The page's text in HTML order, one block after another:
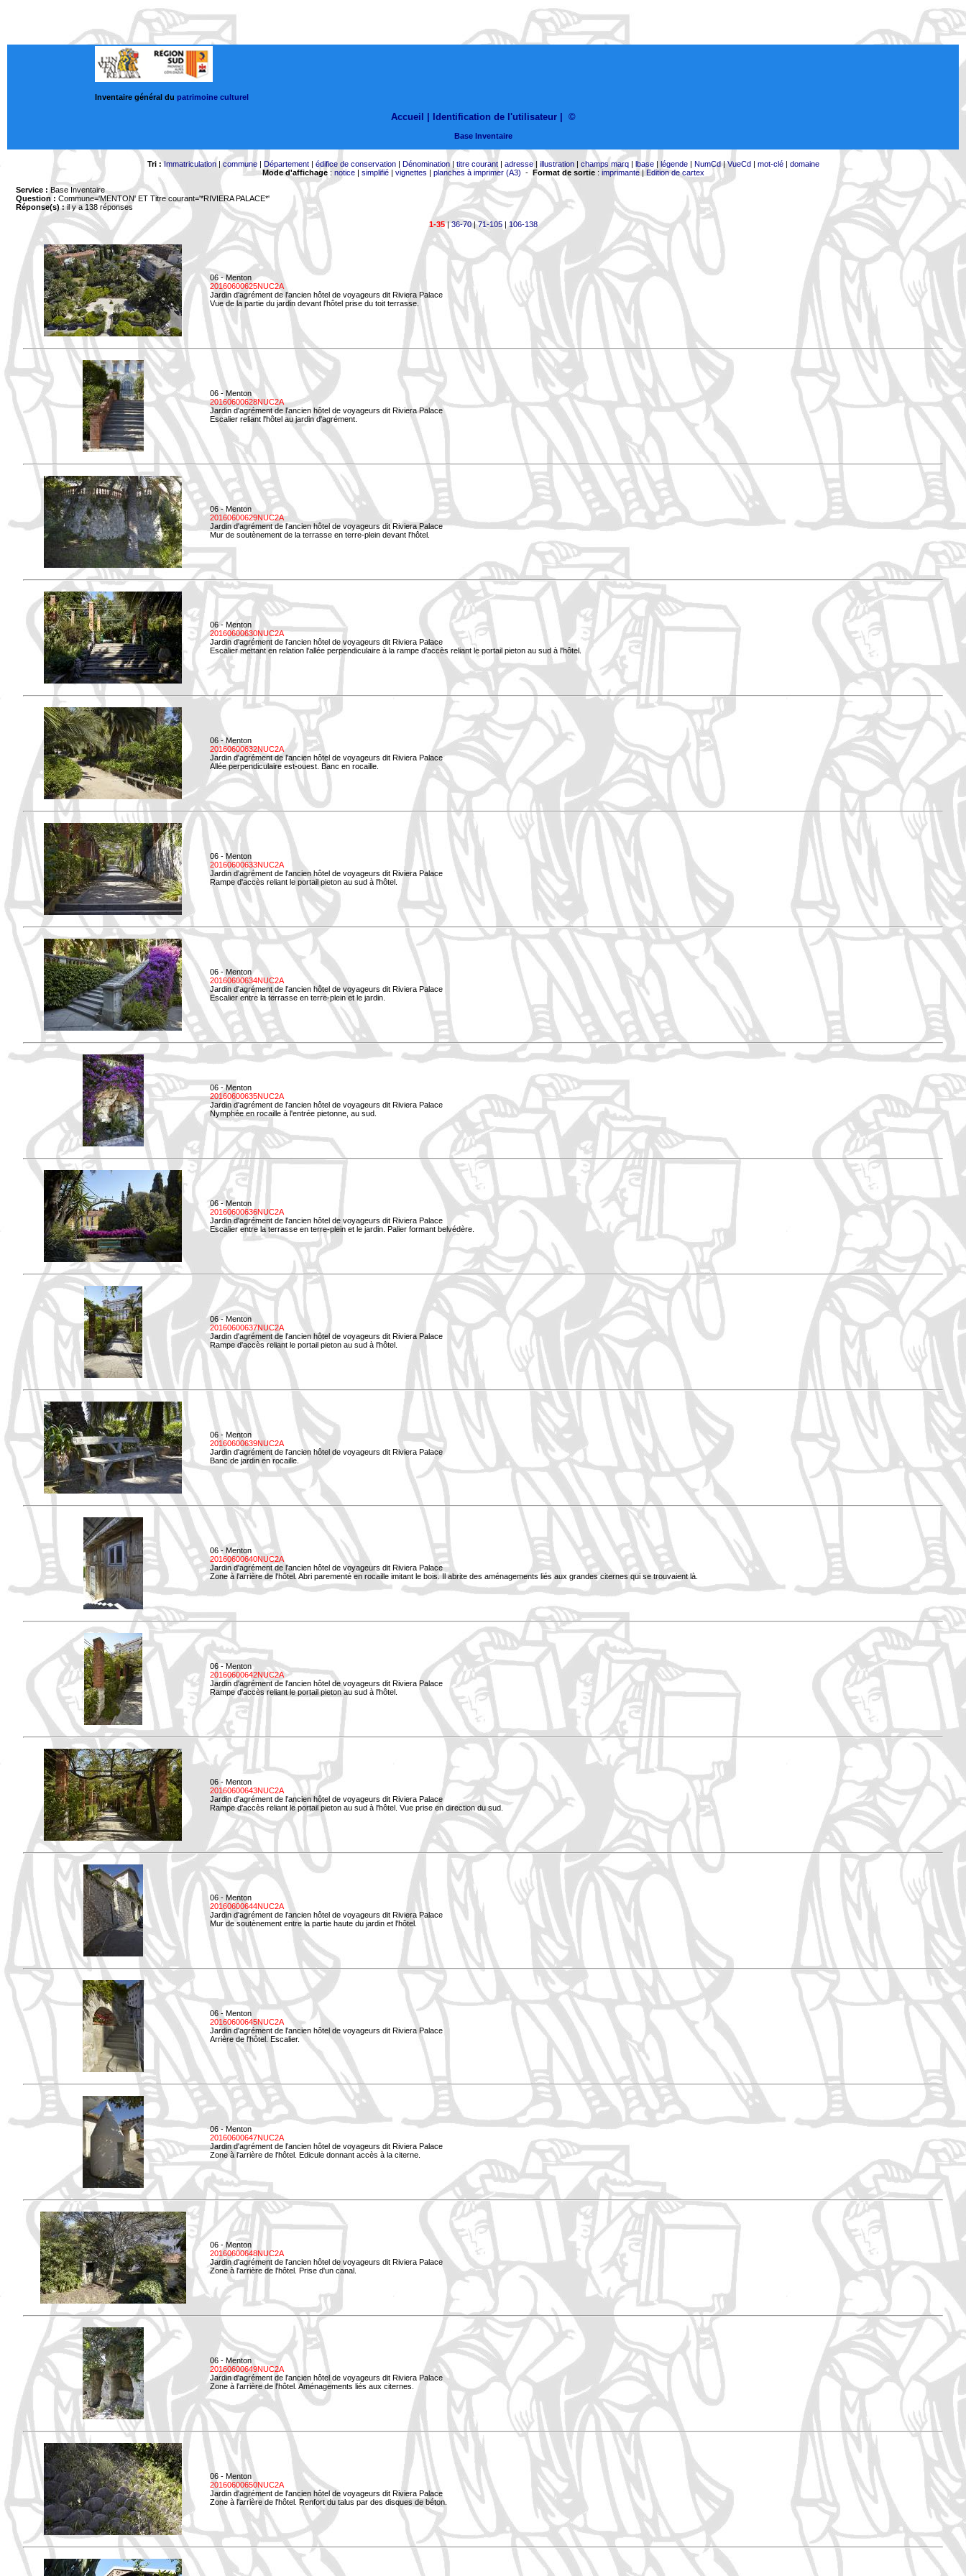
Inventaire général du patrimoine culturel
Accueil | Identification de l'utilisateur ©
Base Inventaire
Tri : Immatriculation|commune| Département| édifice de conservation| Dénomination| titre courant| adresse| illustration| champs marq| lbase| légende| NumCd|VueCd| mot-clé| domaine
Mode d'affichage: notice| simplifié| vignettes | planches à imprimer (A3) - Format de sortie: imprimante|Edition de cartex
Service : Base Inventaire
Question : Commune='MENTON' ET Titre courant='*RIVIERA PALACE*'
Réponse(s) :il y a 138 réponses
1-35|36-70|71-105| 106-138
06 - Menton
20160600625NUC2A
Jardin d'agrément de l'ancien hôtel de voyageurs dit Riviera Palace
Vue de la partie du jardin devant l'hôtel prise du toit terrasse.
06 - Menton
20160600628NUC2A
Jardin d'agrément de l'ancien hôtel de voyageurs dit Riviera Palace
Escalier reliant l'hôtel au jardin d'agrément.
06 - Menton
20160600629NUC2A
Jardin d'agrément de l'ancien hôtel de voyageurs dit Riviera Palace
Mur de soutènement de la terrasse en terre-plein devant l'hôtel.
06 - Menton
20160600630NUC2A
Jardin d'agrément de l'ancien hôtel de voyageurs dit Riviera Palace
Escalier mettant en relation l'allée perpendiculaire à la rampe d'accès reliant le portail pieton au sud à l'hôtel.
06 - Menton
20160600632NUC2A
Jardin d'agrément de l'ancien hôtel de voyageurs dit Riviera Palace
Allée perpendiculaire est-ouest. Banc en rocaille.
06 - Menton
20160600633NUC2A
Jardin d'agrément de l'ancien hôtel de voyageurs dit Riviera Palace
Rampe d'accès reliant le portail pieton au sud à l'hôtel.
06 - Menton
20160600634NUC2A
Jardin d'agrément de l'ancien hôtel de voyageurs dit Riviera Palace
Escalier entre la terrasse en terre-plein et le jardin.
06 - Menton
20160600635NUC2A
Jardin d'agrément de l'ancien hôtel de voyageurs dit Riviera Palace
Nymphée en rocaille à l'entrée pietonne, au sud.
06 - Menton
20160600636NUC2A
Jardin d'agrément de l'ancien hôtel de voyageurs dit Riviera Palace
Escalier entre la terrasse en terre-plein et le jardin. Palier formant belvédère.
06 - Menton
20160600637NUC2A
Jardin d'agrément de l'ancien hôtel de voyageurs dit Riviera Palace
Rampe d'accès reliant le portail pieton au sud à l'hôtel.
06 - Menton
20160600639NUC2A
Jardin d'agrément de l'ancien hôtel de voyageurs dit Riviera Palace
Banc de jardin en rocaille.
06 - Menton
20160600640NUC2A
Jardin d'agrément de l'ancien hôtel de voyageurs dit Riviera Palace
Zone à l'arrière de l'hôtel. Abri parementé en rocaille imitant le bois. Il abrite des aménagements liés aux grandes citernes qui se trouvaient là.
06 - Menton
20160600642NUC2A
Jardin d'agrément de l'ancien hôtel de voyageurs dit Riviera Palace
Rampe d'accès reliant le portail pieton au sud à l'hôtel.
06 - Menton
20160600643NUC2A
Jardin d'agrément de l'ancien hôtel de voyageurs dit Riviera Palace
Rampe d'accès reliant le portail pieton au sud à l'hôtel. Vue prise en direction du sud.
06 - Menton
20160600644NUC2A
Jardin d'agrément de l'ancien hôtel de voyageurs dit Riviera Palace
Mur de soutènement entre la partie haute du jardin et l'hôtel.
06 - Menton
20160600645NUC2A
Jardin d'agrément de l'ancien hôtel de voyageurs dit Riviera Palace
Arrière de l'hôtel. Escalier.
06 - Menton
20160600647NUC2A
Jardin d'agrément de l'ancien hôtel de voyageurs dit Riviera Palace
Zone à l'arrière de l'hôtel. Edicule donnant accès à la citerne.
06 - Menton
20160600648NUC2A
Jardin d'agrément de l'ancien hôtel de voyageurs dit Riviera Palace
Zone à l'arrière de l'hôtel. Prise d'un canal.
06 - Menton
20160600649NUC2A
Jardin d'agrément de l'ancien hôtel de voyageurs dit Riviera Palace
Zone à l'arrière de l'hôtel. Aménagements liés aux citernes.
06 - Menton
20160600650NUC2A
Jardin d'agrément de l'ancien hôtel de voyageurs dit Riviera Palace
Zone à l'arrière de l'hôtel. Renfort du talus par des disques de béton.